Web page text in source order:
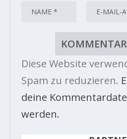
Diese Website
Spam zu reduzieren.
deine
werden.